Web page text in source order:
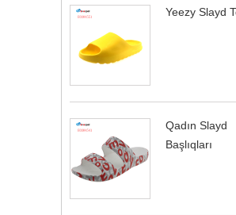
Yeezy Slayd
Qadın Slayd
Başlıqları